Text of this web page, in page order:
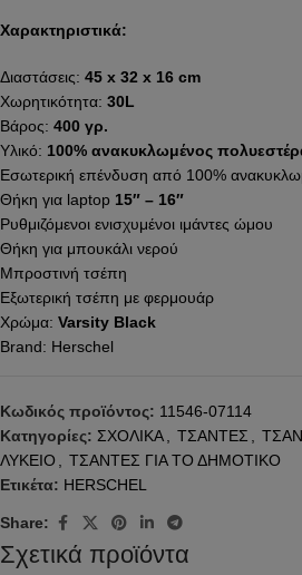
Χαρακτηριστικά:
Διαστάσεις: 45 x 32 x 16 cm
Χωρητικότητα: 30L
Βάρος: 400 γρ.
Υλικό: 100% ανακυκλωμένος
Εσωτερική επένδυση από 100%
Θήκη για laptop 15″ – 16″
Ρυθμιζόμενοι ενισχυμένοι ιμάντες ώμου
Θήκη για μπουκάλι νερού
Μπροστινή τσέπη
Εξωτερική τσέπη με φερμουάρ
Χρώμα: Varsity Black
Brand: Herschel
Κωδικός προϊόντος: 11546-07114
Κατηγορίες: ΣΧΟΛΙΚΑ ΤΣΑΝΤΕΣ
ΛΥΚΕΙΟ
ΤΣΑΝΤΕΣ ΓΙΑ ΤΟ ΔΗΜΟΤΙΚΟ
Ετικέτα: HERSCHEL
Share:
Σχετικά προϊόντα